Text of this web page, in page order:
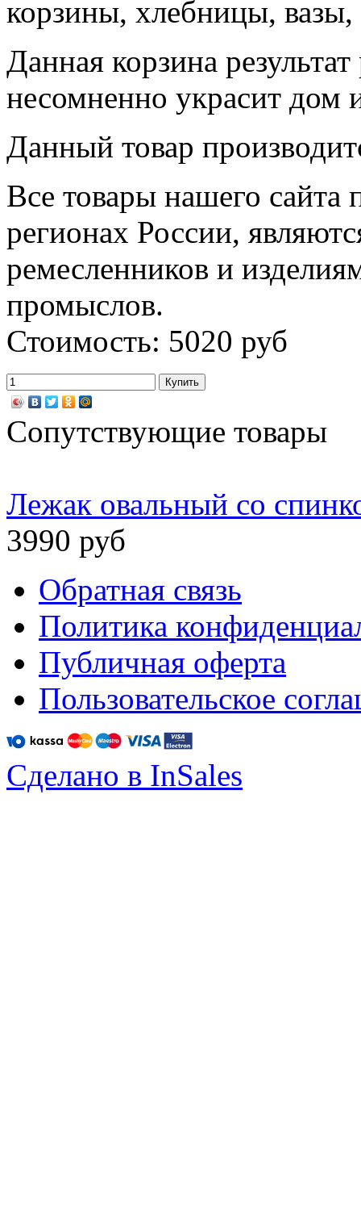
корзины, хлебницы, вазы,
Данная корзина
несомненно украсит дом
Данный товар
Все товары нашего сайта
регионах России,
ремесленников и
промыслов.
Стоимость: 5020 руб
Сопутствующие товары
Лежак овальный со
3990 руб
Обратная связь
Политика
Публичная оферта
Пользовательское
Сделано в InSales